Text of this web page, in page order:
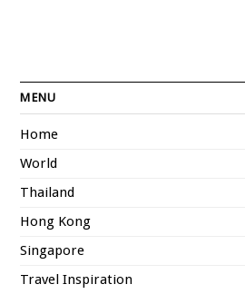
MENU
Home
World
Thailand
Hong Kong
Singapore
Travel Inspiration